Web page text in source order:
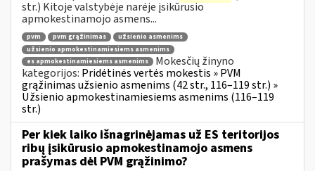
str.) Kitoje valstybėje narėje įsikūrusio
apmokestinamojo asmens...
pvm pvm grąžinimas
užsienio asmenims
užsienio apmokestinamiesiems asmenims
es apmokestinamiesiems asmenims
Mokesčių žinyno
kategorijos: Pridėtinės vertės mokestis » PVM
grąžinimas užsienio asmenims (42 str., 116–119 str.) »
Užsienio apmokestinamiesiems asmenims (116–119
str.)
Per kiek laiko išnagrinėjamas už ES teritorijos
ribų įsikūrusio apmokestinamojo asmens
prašymas dėl PVM grąžinimo?